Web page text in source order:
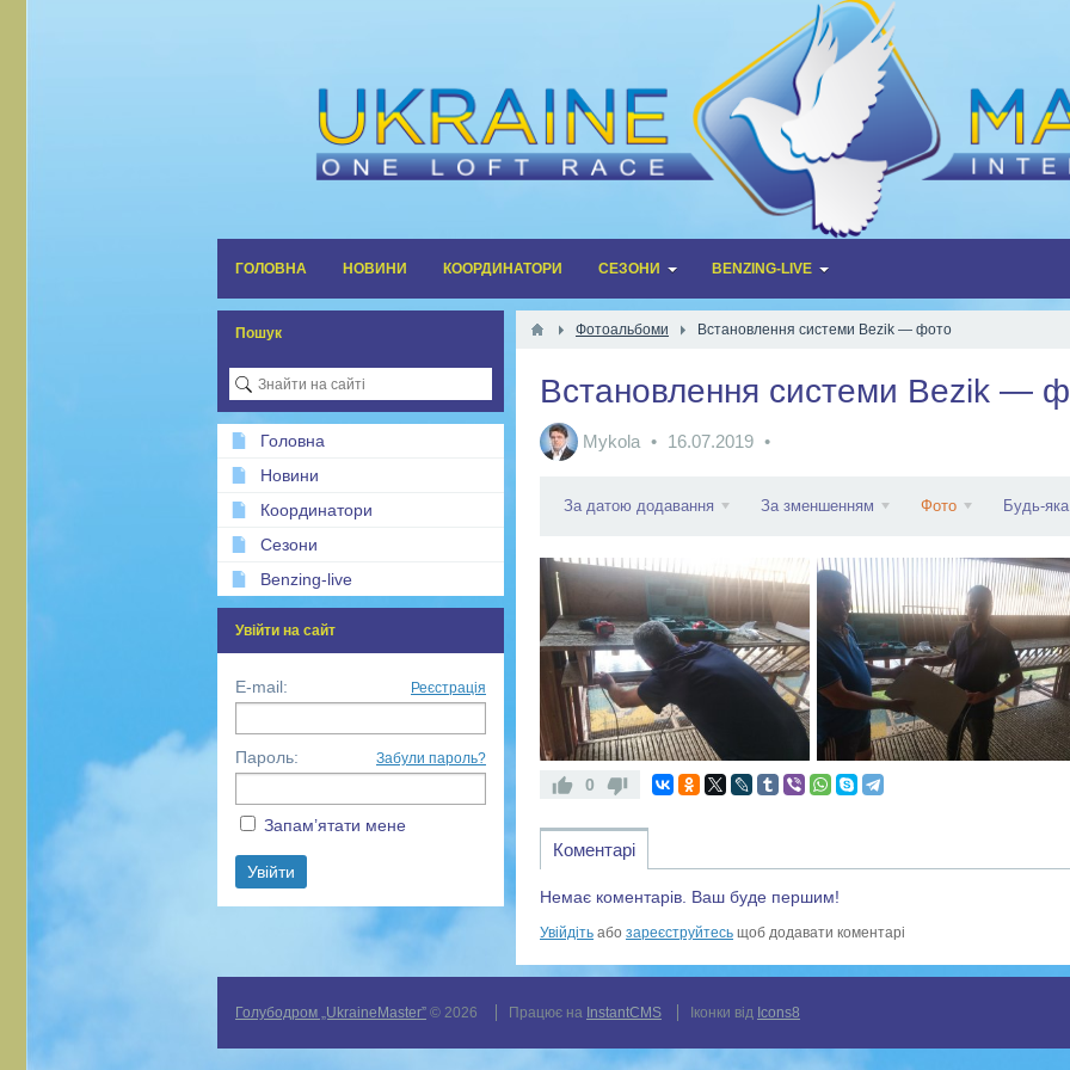
ГОЛОВНА НОВИНИ КООРДИНАТОРИ СЕЗОНИ BENZING-LIVE
Фотоальбоми Встановлення системи Bezik — фото
Встановлення системи Bezik —
Mykola 16.07.2019
За датою додавання За зменшенням Фото Будь-яка
0
Коментарі
Немає коментарів. Ваш буде першим!
Увійдіть або зареєструйтесь щоб додавати коментарі
Пошук
Головна
Новини
Координатори
Сезони
Benzing-live
Увійти на сайт
E-mail: Реєстрація
Пароль: Забули пароль?
Запам’ятати мене
Голубодром „UkraineMaster” © 2026 Працює на InstantCMS Іконки від Icons8